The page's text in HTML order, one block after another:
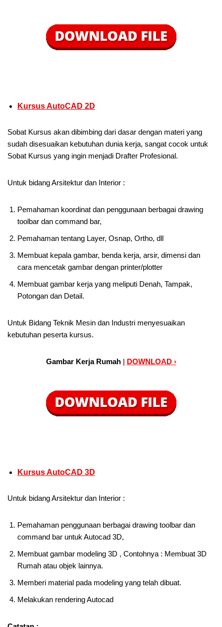
Kursus AutoCAD 2D
Sobat Kursus akan dibimbing dari dasar dengan materi yang
sudah disesuaikan kebutuhan dunia kerja, sangat cocok untuk
Sobat Kursus yang ingin menjadi Drafter Profesional.
Untuk bidang Arsitektur dan Interior :
Pemahaman koordinat dan penggunaan berbagai drawing
toolbar dan command bar,
Pemahaman tentang Layer, Osnap, Ortho, dll
Membuat kepala gambar, benda kerja, arsir, dimensi dan
cara mencetak gambar dengan printer/plotter
Membuat gambar kerja yang meliputi Denah, Tampak,
Potongan dan Detail.
Untuk Bidang Teknik Mesin dan Industri menyesuaikan
kebutuhan peserta kursus.
Gambar Kerja Rumah | DOWNLOAD ›
Kursus AutoCAD 3D
Untuk bidang Arsitektur dan Interior :
Pemahaman penggunaan berbagai drawing toolbar dan
command bar untuk Autocad 3D,
Membuat gambar modeling 3D , Contohnya : Membuat 3D
Rumah atau objek lainnya.
Memberi material pada modeling yang telah dibuat.
Melakukan rendering Autocad